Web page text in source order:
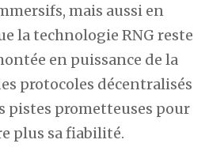
mais aussi en
la technologie RNG reste
en puissance de la
protocoles décentralisés
pistes prometteuses pour
plus sa fiabilité.